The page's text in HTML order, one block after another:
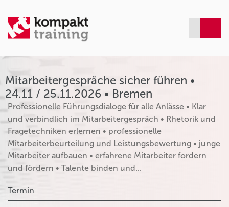
Mitarbeitergespräche sicher führen •
24.11 / 25.11.2026 • Bremen
Professionelle Führungsdialoge für alle Anlässe • Klar
und verbindlich im Mitarbeitergespräch • Rhetorik und
Fragetechniken erlernen • professionelle
Mitarbeiterbeurteilung und Leistungsbewertung • junge
Mitarbeiter aufbauen • erfahrene Mitarbeiter fordern
und fördern • Talente binden und...
Termin